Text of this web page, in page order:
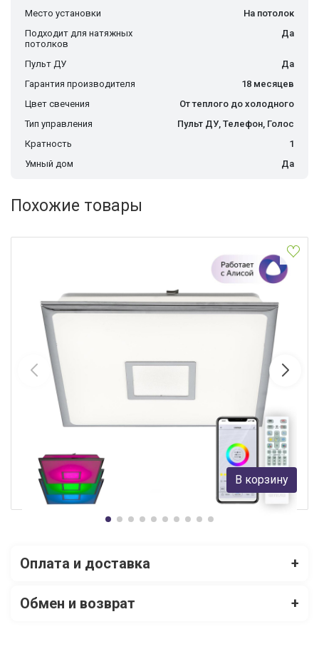
Место установки
На потолок
Подходит для натяжных
потолков
Да
Пульт ДУ
Да
Гарантия производителя
18 месяцев
Цвет свечения
От теплого до холодного
Тип управления
Пульт ДУ, Телефон, Голос
Кратность
1
Умный дом
Да
Похожие товары
Накладной светильник Citilux CL703AK50G
Citilux
13 690 руб.
В наличии Более 10
В корзину
Оплата и доставка +
Обмен и возврат +